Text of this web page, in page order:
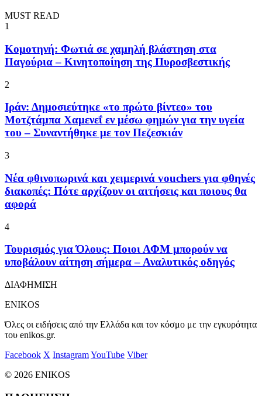
MUST READ
1
Κομοτηνή: Φωτιά σε χαμηλή βλάστηση στα
Παγούρια – Κινητοποίηση της Πυροσβεστικής
2
Ιράν: Δημοσιεύτηκε «το πρώτο βίντεο» του
Μοτζτάμπα Χαμενεΐ εν μέσω φημών για την υγεία
του – Συναντήθηκε με τον Πεζεσκιάν
3
Νέα φθινοπωρινά και χειμερινά vouchers για φθηνές
διακοπές: Πότε αρχίζουν οι αιτήσεις και ποιους θα
αφορά
4
Τουρισμός για Όλους: Ποιοι ΑΦΜ μπορούν να
υποβάλουν αίτηση σήμερα – Αναλυτικός οδηγός
ΔΙΑΦΗΜΙΣΗ
ENIKOS
Όλες οι ειδήσεις από την Ελλάδα και τον κόσμο με την εγκυρότητα
του enikos.gr.
Facebook X InstagramYouTube Viber
© 2026 ENIKOS